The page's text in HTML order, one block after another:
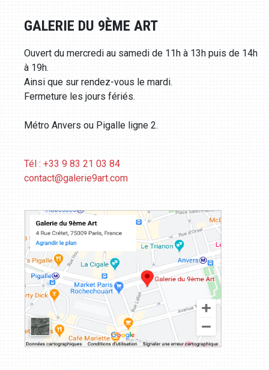
GALERIE DU 9ÈME ART
Ouvert du mercredi au samedi de 11h à 13h puis de 14h
à 19h.
Ainsi que sur rendez-vous le mardi.
Fermeture les jours fériés.
Métro Anvers ou Pigalle ligne 2.
Tél : +33 9 83 21 03 84
contact@galerie9art.com